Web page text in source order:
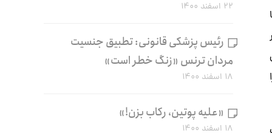
۲۲ اسفند ۱۴۰۰
رئیس پزشکی قانونی: تطبیق جنسیت
مردان ترنس «زنگ خطر است»
۱۸ اسفند ۱۴۰۰
«علیه پوتین، رکاب بزن!»
۱۸ اسفند ۱۴۰۰